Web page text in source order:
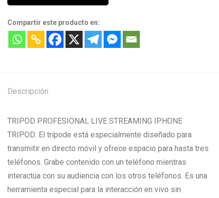
Compartir este producto en:
Descripción
TRIPOD PROFESIONAL LIVE STREAMING IPHONE
TRIPOD: El trípode está especialmente diseñado para
transmitir en directo móvil y ofrece espacio para hasta tres
teléfonos. Grabe contenido con un teléfono mientras
interactúa con su audiencia con los otros teléfonos. Es una
herramienta especial para la interacción en vivo sin